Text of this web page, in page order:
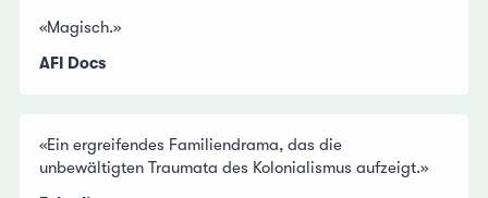
«Magisch.»
AFI Docs
«Ein ergreifendes Familiendrama, das die
unbewältigten Traumata des Kolonialismus aufzeigt.»